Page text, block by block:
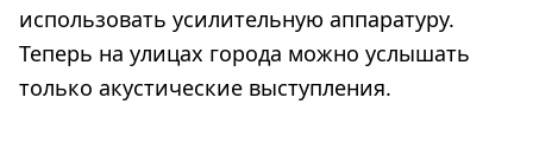
использовать усилительную аппаратуру.
Теперь на улицах города можно услышать
только акустические выступления.